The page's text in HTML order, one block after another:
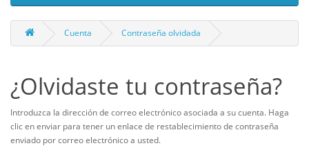
Cuenta Contraseña olvidada
¿Olvidaste tu contraseña?
Introduzca la dirección de correo electrónico asociada a su cuenta. Haga
clic en enviar para tener un enlace de restablecimiento de contraseña
enviado por correo electrónico a usted.